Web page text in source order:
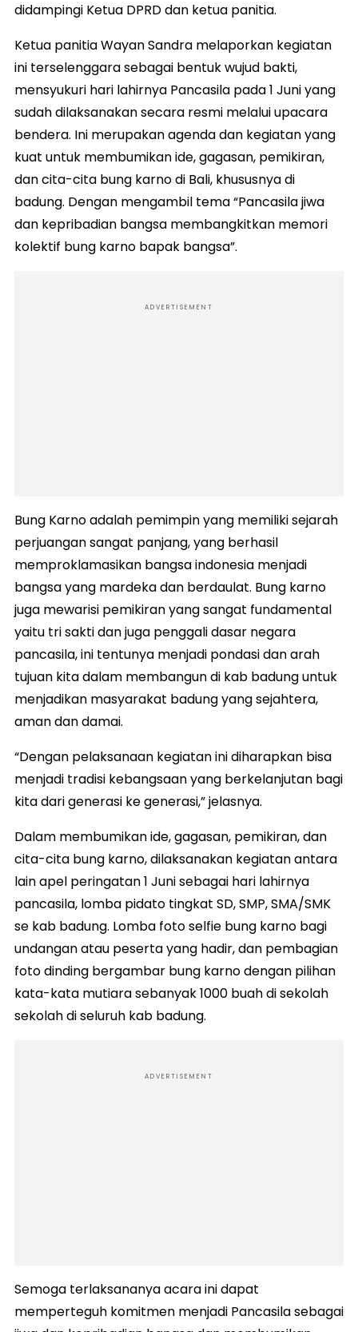
didampingi Ketua DPRD dan ketua panitia.
Ketua panitia Wayan Sandra melaporkan kegiatan
ini terselenggara sebagai bentuk wujud bakti,
mensyukuri hari lahirnya Pancasila pada 1 Juni yang
sudah dilaksanakan secara resmi melalui upacara
bendera. Ini merupakan agenda dan kegiatan yang
kuat untuk membumikan ide, gagasan, pemikiran,
dan cita-cita bung karno di Bali, khususnya di
badung. Dengan mengambil tema “Pancasila jiwa
dan kepribadian bangsa membangkitkan memori
kolektif bung karno bapak bangsa”.
ADVERTISEMENT
Bung Karno adalah pemimpin yang memiliki sejarah
perjuangan sangat panjang, yang berhasil
memproklamasikan bangsa indonesia menjadi
bangsa yang mardeka dan berdaulat. Bung karno
juga mewarisi pemikiran yang sangat fundamental
yaitu tri sakti dan juga penggali dasar negara
pancasila, ini tentunya menjadi pondasi dan arah
tujuan kita dalam membangun di kab badung untuk
menjadikan masyarakat badung yang sejahtera,
aman dan damai.
“Dengan pelaksanaan kegiatan ini diharapkan bisa
menjadi tradisi kebangsaan yang berkelanjutan bagi
kita dari generasi ke generasi,” jelasnya.
Dalam membumikan ide, gagasan, pemikiran, dan
cita-cita bung karno, dilaksanakan kegiatan antara
lain apel peringatan 1 Juni sebagai hari lahirnya
pancasila, lomba pidato tingkat SD, SMP, SMA/SMK
se kab badung. Lomba foto selfie bung karno bagi
undangan atau peserta yang hadir, dan pembagian
foto dinding bergambar bung karno dengan pilihan
kata-kata mutiara sebanyak 1000 buah di sekolah
sekolah di seluruh kab badung.
ADVERTISEMENT
Semoga terlaksananya acara ini dapat
memperteguh komitmen menjadi Pancasila sebagai